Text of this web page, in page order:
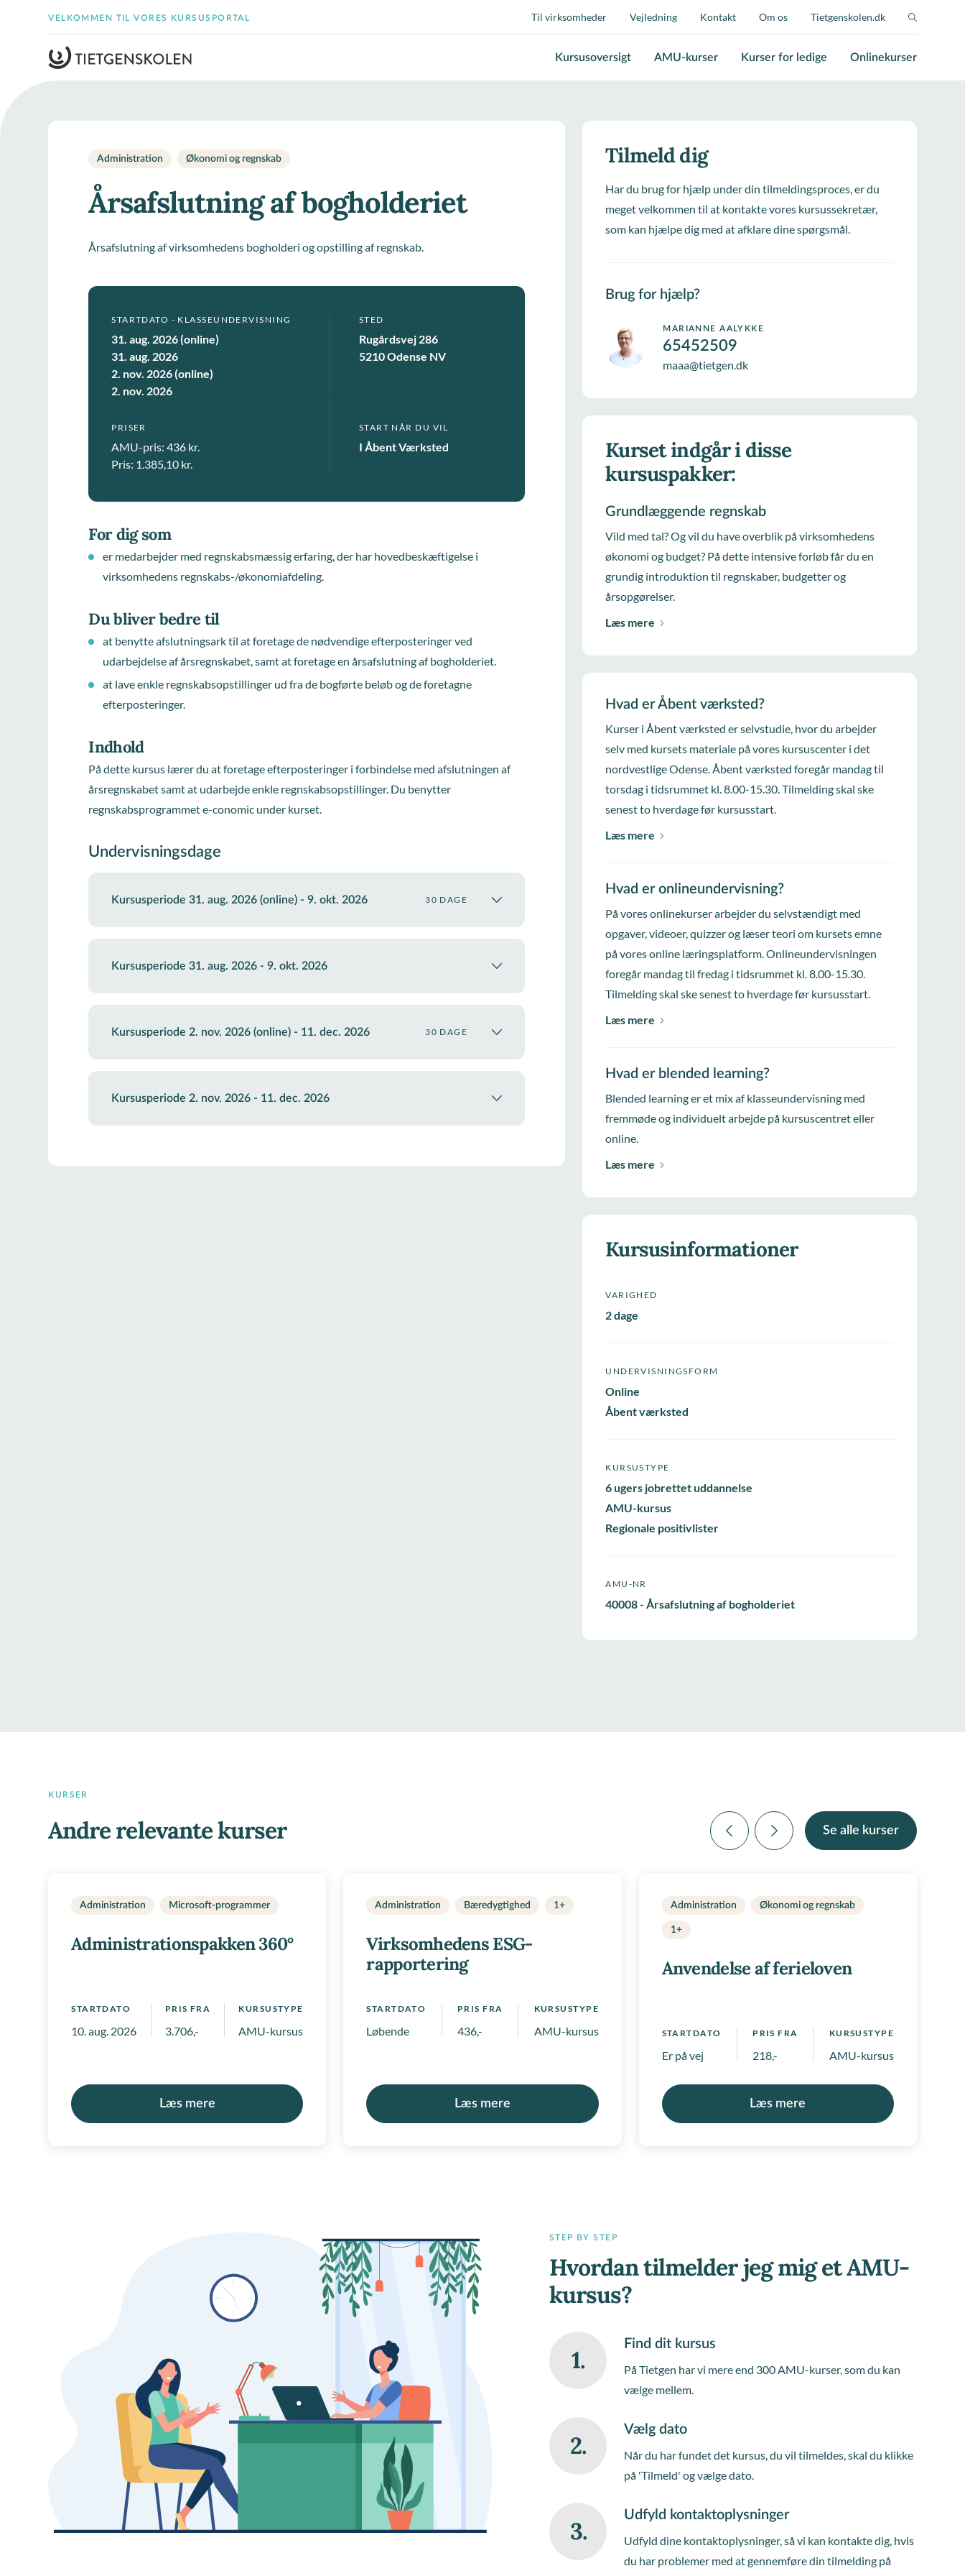
VELKOMMEN TIL VORES KURSUSPORTAL Til virksomheder Vejledning Kontakt Om os Tietgenskolen.dk
Kursusoversigt AMU-kurser Kurser for ledige Onlinekurser
Administration Økonomi og regnskab
Årsafslutning af bogholderiet
Årsafslutning af virksomhedens bogholderi og opstilling af regnskab.
STARTDATO - KLASSEUNDERVISNING
31. aug. 2026 (online)
31. aug. 2026
2. nov. 2026 (online)
2. nov. 2026
STED
Rugårdsvej 286
5210 Odense NV
PRISER
AMU-pris: 436 kr.
Pris: 1.385,10 kr.
START NÅR DU VIL
I Åbent Værksted
For dig som
er medarbejder med regnskabsmæssig erfaring, der har hovedbeskæftigelse i
virksomhedens regnskabs-/økonomiafdeling.
Du bliver bedre til
at benytte afslutningsark til at foretage de nødvendige efterposteringer ved
udarbejdelse af årsregnskabet, samt at foretage en årsafslutning af bogholderiet.
at lave enkle regnskabsopstillinger ud fra de bogførte beløb og de foretagne
efterposteringer.
Indhold
På dette kursus lærer du at foretage efterposteringer i forbindelse med afslutningen af
årsregnskabet samt at udarbejde enkle regnskabsopstillinger. Du benytter
regnskabsprogrammet e-conomic under kurset.
Undervisningsdage
Kursusperiode 31. aug. 2026 (online) - 9. okt. 2026 30 DAGE
Kursusperiode 31. aug. 2026 - 9. okt. 2026
Kursusperiode 2. nov. 2026 (online) - 11. dec. 2026 30 DAGE
Kursusperiode 2. nov. 2026 - 11. dec. 2026
Tilmeld dig
Har du brug for hjælp under din tilmeldingsproces, er du
meget velkommen til at kontakte vores kursussekretær,
som kan hjælpe dig med at afklare dine spørgsmål.
Brug for hjælp?
MARIANNE AALYKKE
65452509
maaa@tietgen.dk
Kurset indgår i disse
kursuspakker:
Grundlæggende regnskab
Vild med tal? Og vil du have overblik på virksomhedens
økonomi og budget? På dette intensive forløb får du en
grundig introduktion til regnskaber, budgetter og
årsopgørelser.
Læs mere
Hvad er Åbent værksted?
Kurser i Åbent værksted er selvstudie, hvor du arbejder
selv med kursets materiale på vores kursuscenter i det
nordvestlige Odense. Åbent værksted foregår mandag til
torsdag i tidsrummet kl. 8.00-15.30. Tilmelding skal ske
senest to hverdage før kursusstart.
Læs mere
Hvad er onlineundervisning?
På vores onlinekurser arbejder du selvstændigt med
opgaver, videoer, quizzer og læser teori om kursets emne
på vores online læringsplatform. Onlineundervisningen
foregår mandag til fredag i tidsrummet kl. 8.00-15.30.
Tilmelding skal ske senest to hverdage før kursusstart.
Læs mere
Hvad er blended learning?
Blended learning er et mix af klasseundervisning med
fremmøde og individuelt arbejde på kursuscentret eller
online.
Læs mere
Kursusinformationer
VARIGHED
2 dage
UNDERVISNINGSFORM
Online
Åbent værksted
KURSUSTYPE
6 ugers jobrettet uddannelse
AMU-kursus
Regionale positivlister
AMU-NR
40008 - Årsafslutning af bogholderiet
KURSER
Andre relevante kurser Se alle kurser
Administration Microsoft-programmer
Administrationspakken 360°
STARTDATO
10. aug. 2026
PRIS FRA
3.706,-
KURSUSTYPE
AMU-kursus, Kompetenceforløb
Læs mere
Administration Bæredygtighed 1+
Virksomhedens ESG-
rapportering
STARTDATO
Løbende
PRIS FRA
436,-
KURSUSTYPE
AMU-kursus, Regionale positivlister
Læs mere
Administration Økonomi og regnskab
1+
Anvendelse af ferieloven
STARTDATO
Er på vej
PRIS FRA
218,-
KURSUSTYPE
AMU-kursus
Læs mere
STEP BY STEP
Hvordan tilmelder jeg mig et AMU-
kursus?
1.
Find dit kursus
På Tietgen har vi mere end 300 AMU-kurser, som du kan
vælge mellem.
2.
Vælg dato
Når du har fundet det kursus, du vil tilmeldes, skal du klikke
på 'Tilmeld' og vælge dato.
3.
Udfyld kontaktoplysninger
Udfyld dine kontaktoplysninger, så vi kan kontakte dig, hvis
du har problemer med at gennemføre din tilmelding på